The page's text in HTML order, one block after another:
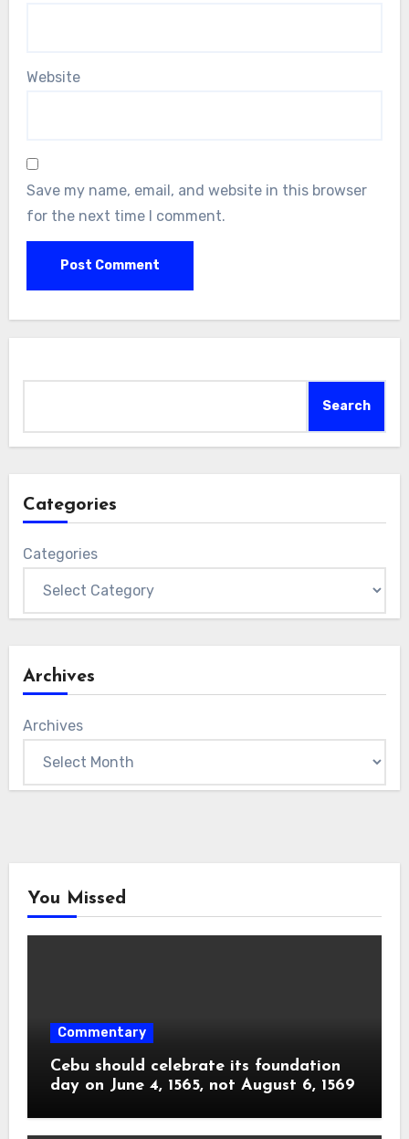
Website
Save my name, email, and website in this browser
for the next time I comment.
Search
Categories
Categories
Archives
Archives
You Missed
Commentary
Cebu should celebrate its foundation
day on June 4, 1565, not August 6, 1569